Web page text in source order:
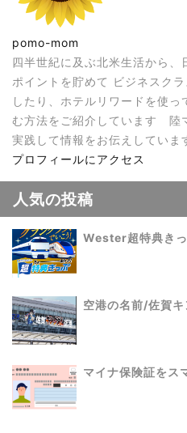
pomo-mom
四半世紀に及ぶ北米生活から、
ポイントを貯めて ビジネスク
したり、ホテルリワードを使
む方法をご紹介しています 陸
実践して情報をお伝えしていま
プロフィールにアクセス
人気の投稿
Wester超特典き
空港の名前/佐賀
マイナ保険証をス